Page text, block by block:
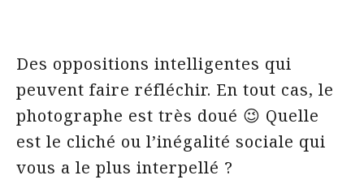
Des oppositions intelligentes qui
peuvent faire réfléchir. En tout cas, le
photographe est très doué 😉 Quelle
est le cliché ou l’inégalité sociale qui
vous a le plus interpellé ?